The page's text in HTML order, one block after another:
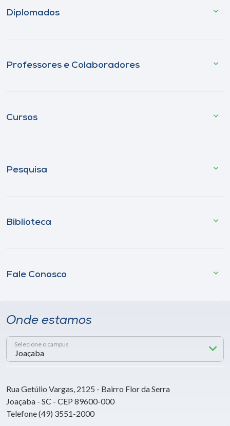
Diplomados
Professores e Colaboradores
Cursos
Pesquisa
Biblioteca
Fale Conosco
Onde estamos
Selecione o campus
Rua Getúlio Vargas, 2125 - Bairro Flor da Serra
Joaçaba - SC - CEP 89600-000
Telefone (49) 3551-2000